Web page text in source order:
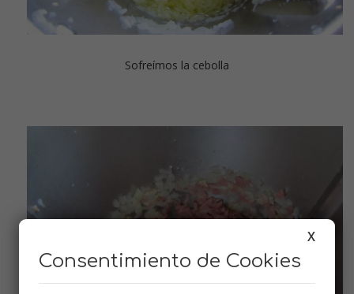
Sofreímos la cebolla
X
Consentimiento de Cookies